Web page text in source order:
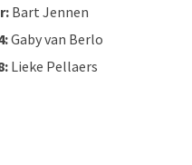
Bart Jennen
Gaby van Berlo
Lieke Pellaers